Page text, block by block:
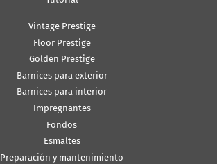
Vintage Prestige
Floor Prestige
Golden Prestige
Barnices para exterior
Barnices para interior
Impregnantes
Fondos
Esmaltes
Preparación y mantenimiento